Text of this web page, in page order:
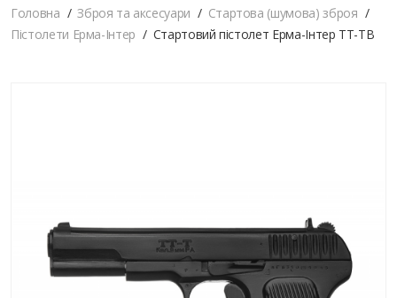
Головна Зброя та аксесуари
Стартова (шумова) зброя
Пістолети Ерма-Інтер
Стартовий пістолет Ерма-Інтер ТТ-ТВ